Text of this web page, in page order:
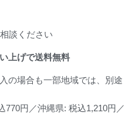
談ください
上げで送料無料
の場合も一部地域では、別途
770円／沖縄県: 税込1,210円／